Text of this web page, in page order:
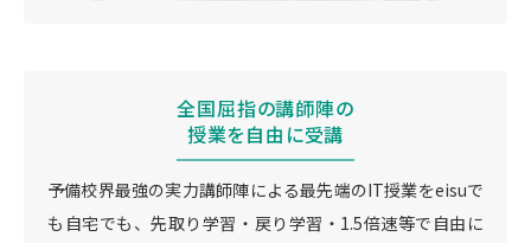
全国屈指の講師陣の
授業を自由に受講
予備校界最強の実力講師陣による最先端のIT授業をeisuで
も自宅でも、先取り学習・戻り学習・1.5倍速等で自由に